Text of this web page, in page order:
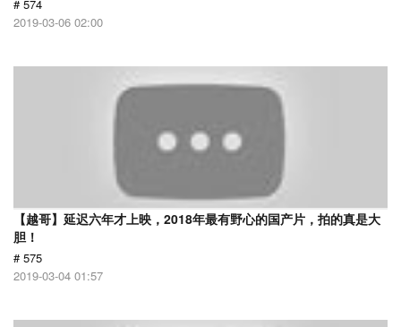
# 574
2019-03-06 02:00
【越哥】延迟六年才上映，2018年最有野心的国产片，拍的真是大
胆！
# 575
2019-03-04 01:57